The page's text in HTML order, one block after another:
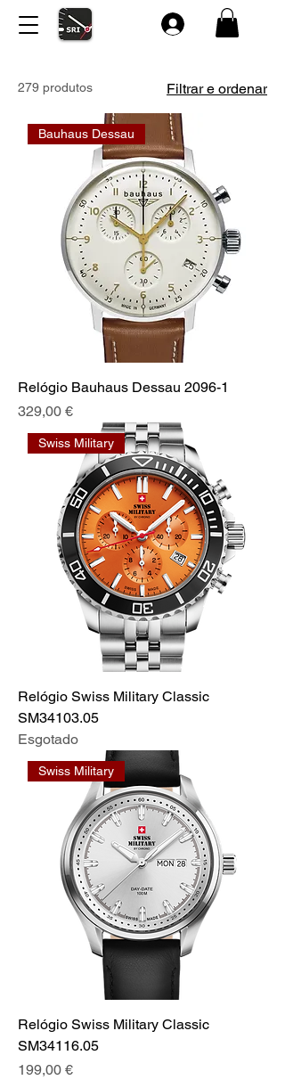
279 produtos Filtrar e ordenar
Bauhaus Dessau
Relógio Bauhaus Dessau 2096-1
Preço
329,00 €
Swiss Military
Relógio Swiss Military Classic
SM34103.05
Esgotado
Swiss Military
Relógio Swiss Military Classic
SM34116.05
Preço
199,00 €